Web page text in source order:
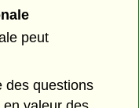
peut
des questions